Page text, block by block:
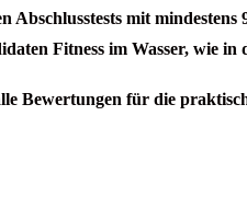
Abschlusstests mit mindestens
Fitness im Wasser, wie
Bewertungen für die